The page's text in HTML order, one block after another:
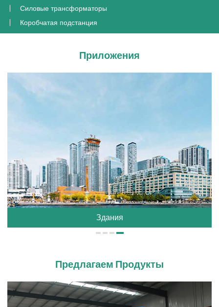
Силовые трансформаторы
Коробчатая подстанция
Приложения
Здания
Предлагаем Продукты